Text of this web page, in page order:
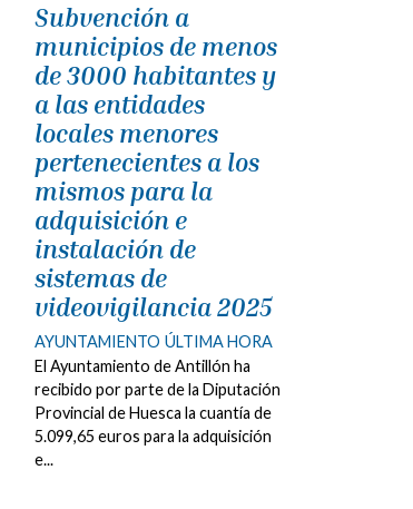
Subvención a
municipios de menos
de 3000 habitantes y
a las entidades
locales menores
pertenecientes a los
mismos para la
adquisición e
instalación de
sistemas de
videovigilancia 2025
AYUNTAMIENTO ÚLTIMA HORA
El Ayuntamiento de Antillón ha
recibido por parte de la Diputación
Provincial de Huesca la cuantía de
5.099,65 euros para la adquisición
e...